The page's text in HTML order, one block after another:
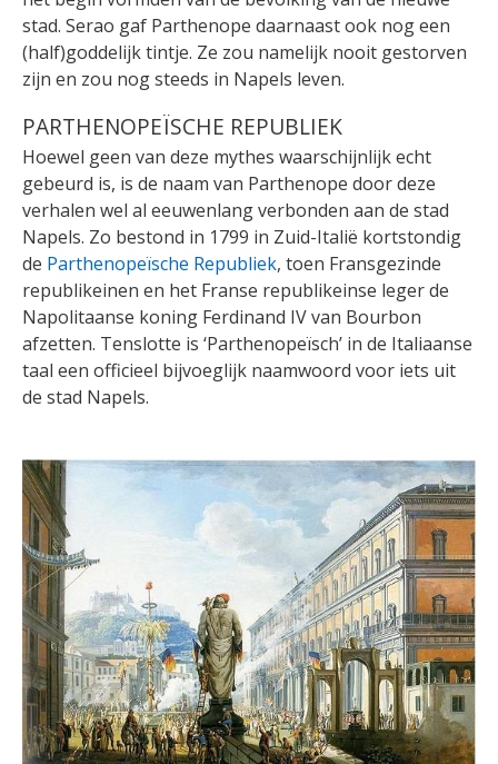
stad. Serao gaf Parthenope daarnaast ook nog een
(half)goddelijk tintje. Ze zou namelijk nooit gestorven
zijn en zou nog steeds in Napels leven.
PARTHENOPEÏSCHE REPUBLIEK
Hoewel geen van deze mythes waarschijnlijk echt
gebeurd is, is de naam van Parthenope door deze
verhalen wel al eeuwenlang verbonden aan de stad
Napels. Zo bestond in 1799 in Zuid-Italië kortstondig
de Parthenopeïsche Republiek, toen Fransgezinde
republikeinen en het Franse republikeinse leger de
Napolitaanse koning Ferdinand IV van Bourbon
afzetten. Tenslotte is ‘Parthenopeïsch’ in de Italiaanse
taal een officieel bijvoeglijk naamwoord voor iets uit
de stad Napels.